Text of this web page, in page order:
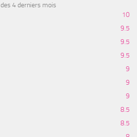
des 4 derniers mois
10
9.5
9.5
9.5
9
9
9
8.5
8.5